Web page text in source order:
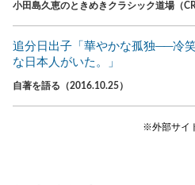
小田島久恵のときめきクラシック道場（
追分日出子「華やかな孤独──冷
な日本人がいた。」
自著を語る（2016.10.25）
※外部サイ